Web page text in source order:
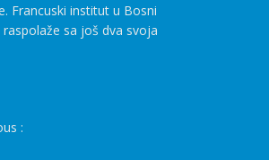
Francuski institut u Bosni
sa još dva svoja
: